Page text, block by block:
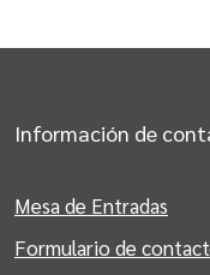
Información de
Mesa de Entradas
Formulario de